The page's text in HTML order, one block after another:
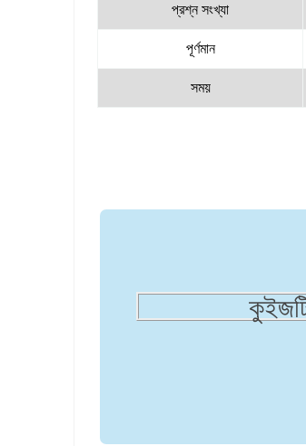
প্রশ্ন সংখ্যা
পূর্ণমান
সময়